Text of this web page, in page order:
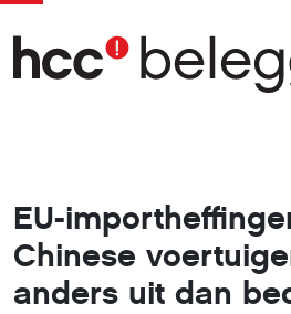
EU-
Chinese
anders uit dan